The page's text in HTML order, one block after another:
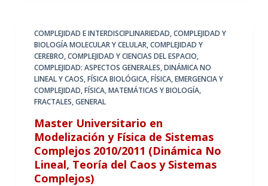
COMPLEJIDAD E INTERDISCIPLINARIEDAD,COMPLEJIDAD Y
BIOLOGÍA MOLECULAR Y CELULAR,COMPLEJIDAD Y
CEREBRO,COMPLEJIDAD Y CIENCIAS DEL ESPACIO,
COMPLEJIDAD: ASPECTOS GENERALES,DINÁMICA NO
LINEAL Y CAOS,FÍSICA BIOLÓGICA,FÍSICA, EMERGENCIA Y
COMPLEJIDAD,FÍSICA, MATEMÁTICAS Y BIOLOGÍA,
FRACTALES,GENERAL
Master Universitario en
Modelización y Física de Sistemas
Complejos 2010/2011 (Dinámica No
Lineal, Teoría del Caos y Sistemas
Complejos)